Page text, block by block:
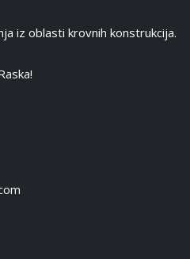
iz oblasti krovnih konstrukcija.